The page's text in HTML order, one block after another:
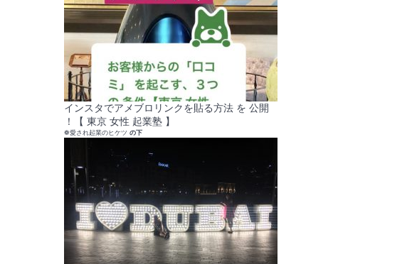
インスタでアメブロリンクを貼る方法 を 公開
！【 東京 女性 起業塾 】
❁愛され起業のヒケツ の下